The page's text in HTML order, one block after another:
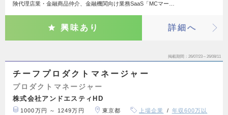
険代理店業・金融商品仲介、金融機関向け業務SaaS「MCマー…
興味あり 詳細へ
掲載期間 26/07/23～26/08/11
チーフプロダクトマネージャー
プロダクトマネージャー
株式会社アンドエスティHD
1000万円 ～ 1249万円 東京都 上場企業
年収600万以